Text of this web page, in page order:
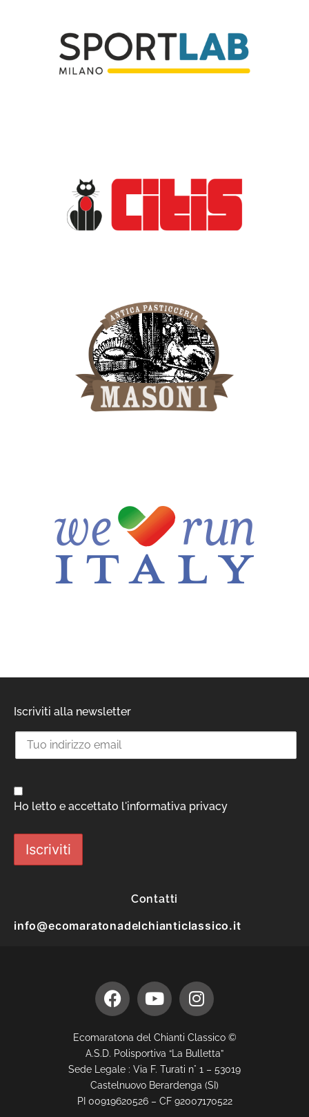
Iscriviti alla newsletter
Ho letto e accettato l'informativa privacy
Contatti
info@ecomaratonadelchianticlassico.it
Ecomaratona del Chianti Classico ©
A.S.D. Polisportiva “La Bulletta”
Sede Legale : Via F. Turati n° 1 – 53019
Castelnuovo Berardenga (SI)
PI 00919620526 – CF 92007170522